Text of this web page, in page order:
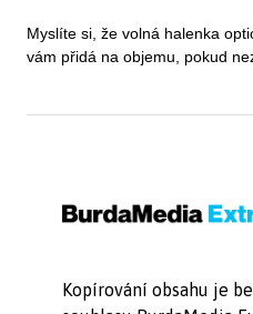
Myslíte si, že volná halenka
vám přidá na objemu, pokud
Kopírování obsahu je